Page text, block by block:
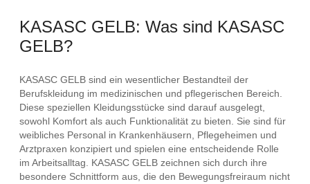
KASASC GELB: Was sind KASASC
GELB?
KASASC GELB sind ein wesentlicher Bestandteil der
Berufskleidung im medizinischen und pflegerischen Bereich.
Diese speziellen Kleidungsstücke sind darauf ausgelegt,
sowohl Komfort als auch Funktionalität zu bieten. Sie sind für
weibliches Personal in Krankenhäusern, Pflegeheimen und
Arztpraxen konzipiert und spielen eine entscheidende Rolle
im Arbeitsalltag. KASASC GELB zeichnen sich durch ihre
besondere Schnittform aus, die den Bewegungsfreiraum nicht